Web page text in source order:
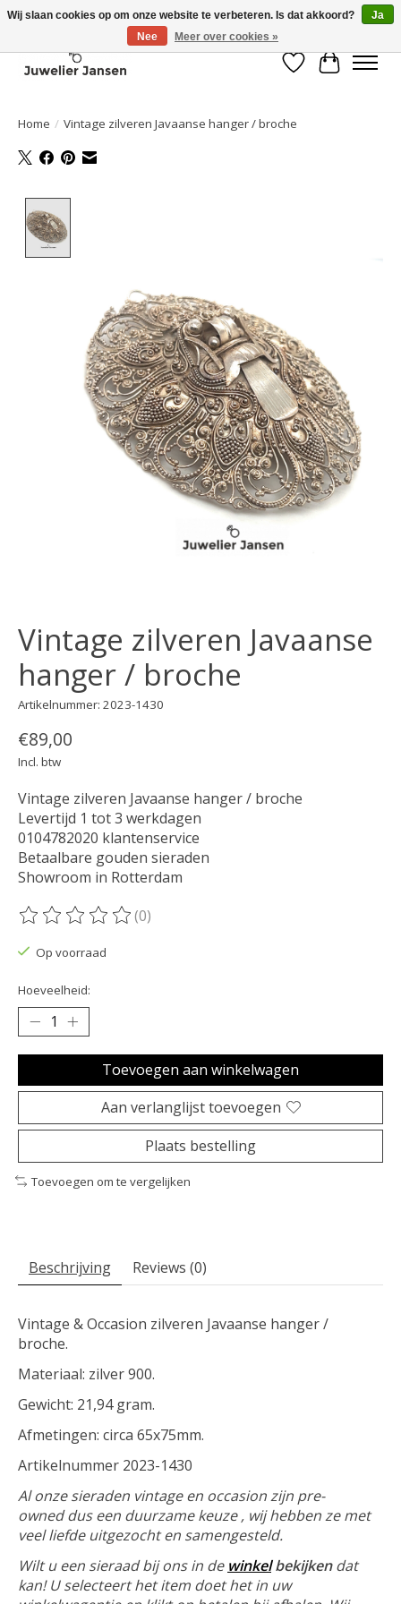
Verlanglijst
Home / Vintage zilveren Javaanse hanger / broche
Vintage zilveren Javaanse
hanger / broche
Artikelnummer: 2023-1430
€89,00
Incl. btw
Vintage zilveren Javaanse hanger / broche
Levertijd 1 tot 3 werkdagen
0104782020 klantenservice
Betaalbare gouden sieraden
Showroom in Rotterdam
De beoordeling van dit product is
(0)
Op voorraad
Hoeveelheid:
Toevoegen aan winkelwagen
Aan verlanglijst toevoegen
Plaats bestelling
Toevoegen om te vergelijken
Beschrijving Reviews (0)
Vintage & Occasion zilveren Javaanse hanger /
broche.
Materiaal: zilver 900.
Gewicht: 21,94 gram.
Afmetingen: circa 65x75mm.
Artikelnummer 2023-1430
Al onze sieraden vintage en occasion zijn pre-
owned dus een duurzame keuze , wij hebben ze met
veel liefde uitgezocht en samengesteld.
Wilt u een sieraad bij ons in de winkelbekijkendat
kan! U selecteert het item doet het in uw
Wij slaan cookies op om onze website te verbeteren. Is dat akkoord?
Ja
Nee
Meer over cookies »